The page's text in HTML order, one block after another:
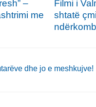
–
me
Filmi i
shtatë
dhe jo e meshkujve!